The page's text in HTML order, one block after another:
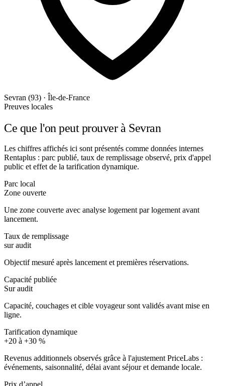
Sevran (93) · Île-de-France
Preuves locales
Ce que l'on peut prouver à Sevran
Les chiffres affichés ici sont présentés comme données internes
Rentaplus : parc publié, taux de remplissage observé, prix d'appel
public et effet de la tarification dynamique.
Parc local
Zone ouverte
Une zone couverte avec analyse logement par logement avant
lancement.
Taux de remplissage
sur audit
Objectif mesuré après lancement et premières réservations.
Capacité publiée
Sur audit
Capacité, couchages et cible voyageur sont validés avant mise en
ligne.
Tarification dynamique
+20 à +30 %
Revenus additionnels observés grâce à l'ajustement PriceLabs :
événements, saisonnalité, délai avant séjour et demande locale.